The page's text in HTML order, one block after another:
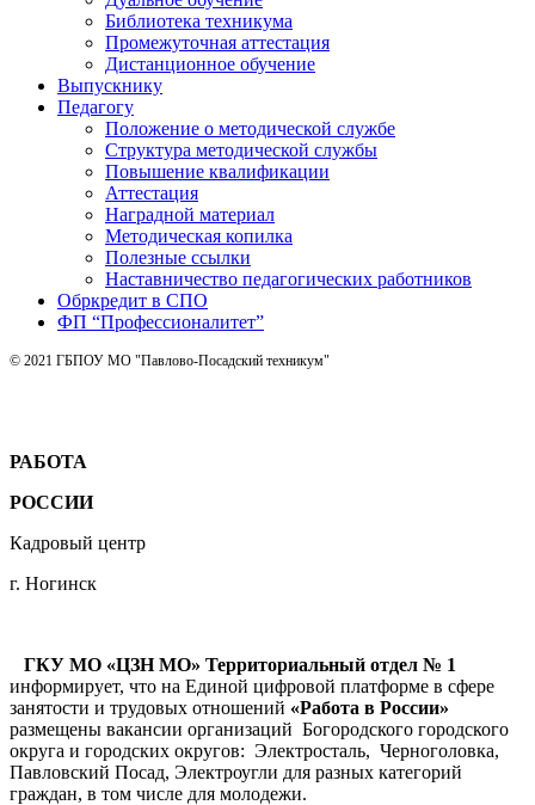
Библиотека техникума
Промежуточная аттестация
Дистанционное обучение
Выпускнику
Педагогу
Положение о методической службе
Структура методической службы
Повышение квалификации
Аттестация
Наградной материал
Методическая копилка
Полезные ссылки
Наставничество педагогических работников
Обркредит в СПО
ФП “Профессионалитет”
© 2021 ГБПОУ МО "Павлово-Посадский техникум"
РАБОТА
РОССИИ
Кадровый центр
г. Ногинск
ГКУ МО «ЦЗН МО» Территориальный отдел № 1
информирует, что на Единой цифровой платформе в сфере
занятости и трудовых отношений «Работа в России»
размещены вакансии организаций Богородского городского
округа и городских округов: Электросталь, Черноголовка,
Павловский Посад, Электроугли для разных категорий
граждан, в том числе для молодежи.